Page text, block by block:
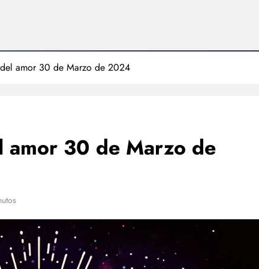
amor 30 de Marzo de 2024
30 de Marzo de